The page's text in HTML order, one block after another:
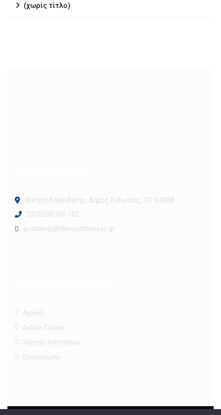
(χωρίς τίτλο)
Νικήτη Χαλκιδικής, Δήμος Σιθωνίας, ΤΚ: 63088
2375350100 102
protokolo@dimossithonias.gr
Αρχική
Δελτία Τύπου
Χάρτης Ιστοτόπου
Επικοινωνία